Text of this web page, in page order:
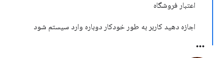
اعتبار فروشگاه
اجازه دهید کاربر به طور خودکار دوباره وارد سیستم شود